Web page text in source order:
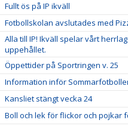
Fullt ös på IP ikväll
Fotbollskolan avslutades med
Alla till IP! Ikväll spelar vårt
uppehållet.
Öppettider på Sportringen v. 25
Information inför
Kansliet stängt vecka 24
Boll och lek för flickor och pojkar